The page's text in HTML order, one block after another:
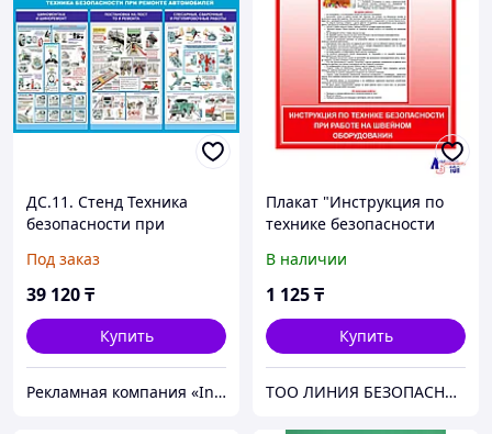
ДС.11. Стенд Техника
безопасности при
120х200 см
Под заказ
39 120₸
Купить
Рекламная компания «InService»
Плакат "Инструкция по
технике безопасности
оборудовании"
В наличии
1 125₸
Купить
ТОО ЛИНИЯ БЕЗОПАСНОСТИ 101